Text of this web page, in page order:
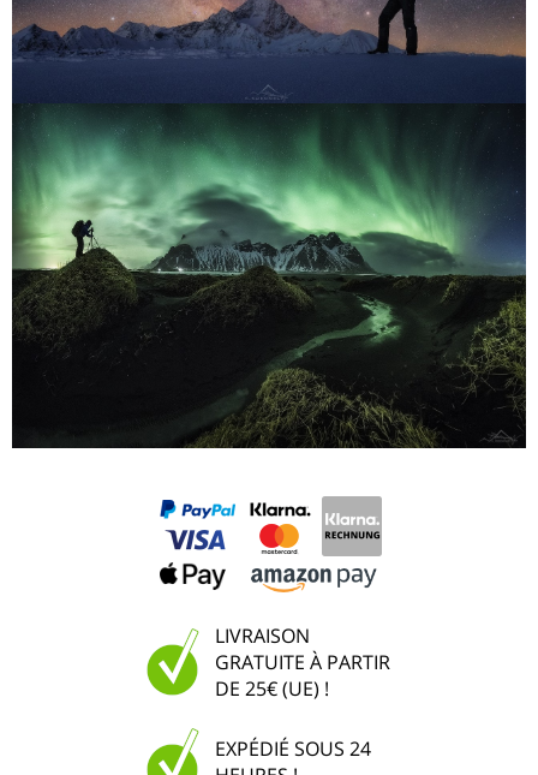
LIVRAISON
GRATUITE À PARTIR
DE 25€ (UE) !
EXPÉDIÉ SOUS 24